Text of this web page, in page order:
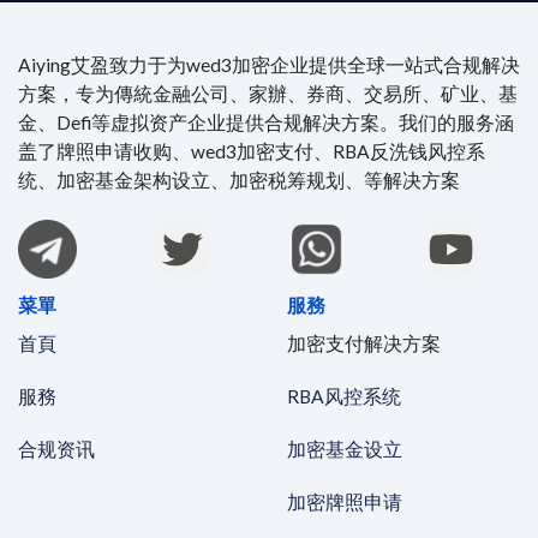
Aiying艾盈致力于为wed3加密企业提供全球一站式合规解决
方案，专为傳統金融公司、家辦、券商、交易所、矿业、基
金、Defi等虚拟资产企业提供合规解决方案。我们的服务涵
盖了牌照申请收购、wed3加密支付、RBA反洗钱风控系
统、加密基金架构设立、加密税筹规划、等解决方案
菜單
首頁
服務
合规资讯
服務
加密支付解决方案
RBA风控系统
加密基金设立
加密牌照申请